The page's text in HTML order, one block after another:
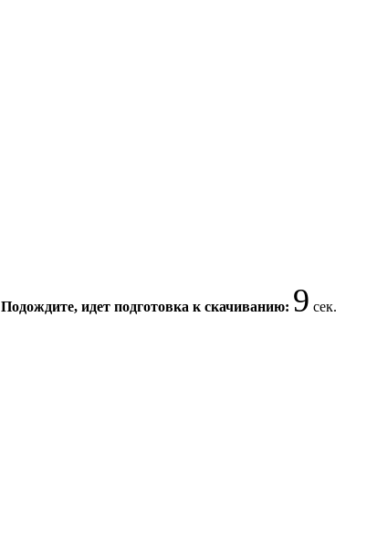
Подождите, идет подготовка к скачиванию: 9 сек.